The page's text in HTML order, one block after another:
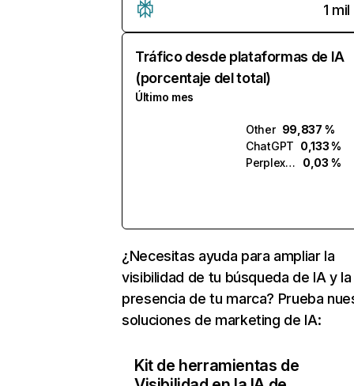
1 mil
Tráfico desde plataformas de IA
(porcentaje del total)
Último mes
Other 99,837 %
ChatGPT 0,133 %
Perplexity
0,03 %
¿Necesitas ayuda para ampliar la
visibilidad de tu búsqueda de IA y la
presencia de tu marca? Prueba
soluciones de marketing de IA:
Kit de herramientas de